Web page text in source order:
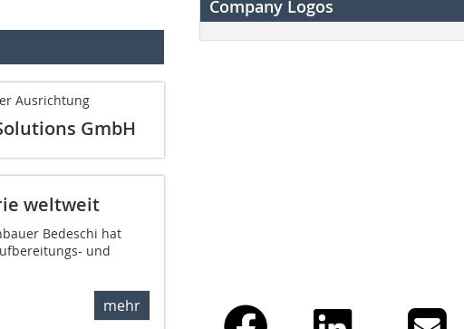
Ausrichtung
GmbH
weltweit
Bedeschi hat
und
mehr
Company Logos